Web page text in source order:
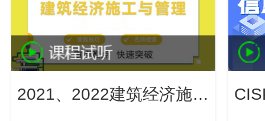
2021、2022建筑经济施工与管理（新）